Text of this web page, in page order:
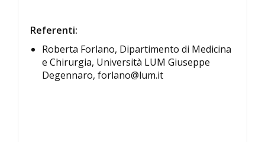
Referenti:
Roberta Forlano, Dipartimento di Medicina
e Chirurgia, Università LUM Giuseppe
Degennaro, forlano@lum.it